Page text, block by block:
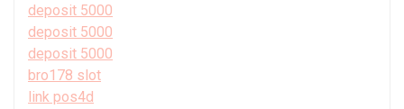
deposit 5000
deposit 5000
deposit 5000
bro178 slot
link pos4d